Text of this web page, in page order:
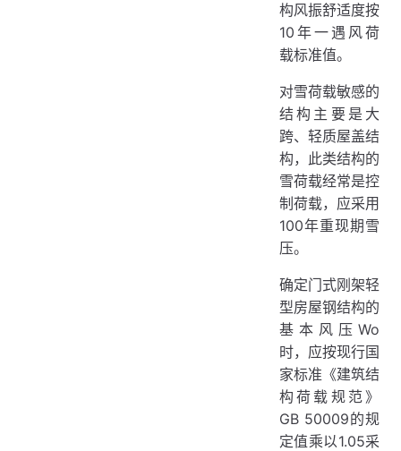
构风振舒适度按
10年一遇风荷
载标准值。
对雪荷载敏感的
结构主要是大
跨、轻质屋盖结
构，此类结构的
雪荷载经常是控
制荷载，应采用
100年重现期雪
压。
确定门式刚架轻
型房屋钢结构的
基本风压Wo
时，应按现行国
家标准《建筑结
构荷载规范》
GB 50009的规
定值乘以1.05采